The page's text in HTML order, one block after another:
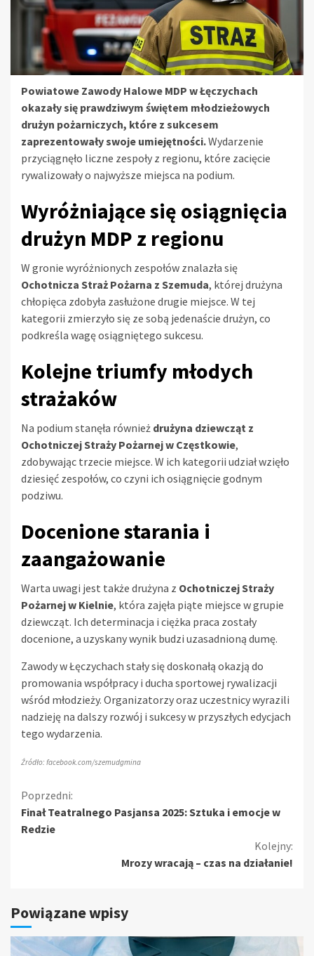
Powiatowe Zawody Halowe MDP w Łęczychach
okazały się prawdziwym świętem młodzieżowych
drużyn pożarniczych, które z sukcesem
zaprezentowały swoje umiejętności.Wydarzenie
przyciągnęło liczne zespoły z regionu, które zacięcie
rywalizowały o najwyższe miejsca na podium.
Wyróżniające się osiągnięcia
drużyn MDP z regionu
W gronie wyróżnionych zespołów znalazła się
Ochotnicza Straż Pożarna z Szemuda, której drużyna
chłopięca zdobyła zasłużone drugie miejsce. W tej
kategorii zmierzyło się ze sobą jedenaście drużyn, co
podkreśla wagę osiągniętego sukcesu.
Kolejne triumfy młodych
strażaków
Na podium stanęła również drużyna dziewcząt z
Ochotniczej Straży Pożarnej w Częstkowie,
zdobywając trzecie miejsce. W ich kategorii udział wzięło
dziesięć zespołów, co czyni ich osiągnięcie godnym
podziwu.
Docenione starania i
zaangażowanie
Warta uwagi jest także drużyna z Ochotniczej Straży
Pożarnej w Kielnie, która zajęła piąte miejsce w grupie
dziewcząt. Ich determinacja i ciężka praca zostały
docenione, a uzyskany wynik budzi uzasadnioną dumę.
Zawody w Łęczychach stały się doskonałą okazją do
promowania współpracy i ducha sportowej rywalizacji
wśród młodzieży. Organizatorzy oraz uczestnicy wyrazili
nadzieję na dalszy rozwój i sukcesy w przyszłych edycjach
tego wydarzenia.
Źródło: facebook.com/szemudgmina
Kontynuuj
czytanie
Poprzedni:
Finał Teatralnego Pasjansa 2025: Sztuka i emocje w
Redzie
Kolejny:
Mrozy wracają – czas na działanie!
Powiązane wpisy